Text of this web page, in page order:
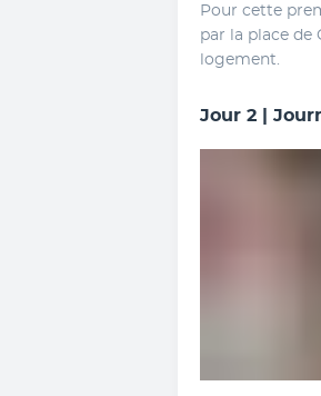
Pour cette
par la place
logement.
Jour 2 |